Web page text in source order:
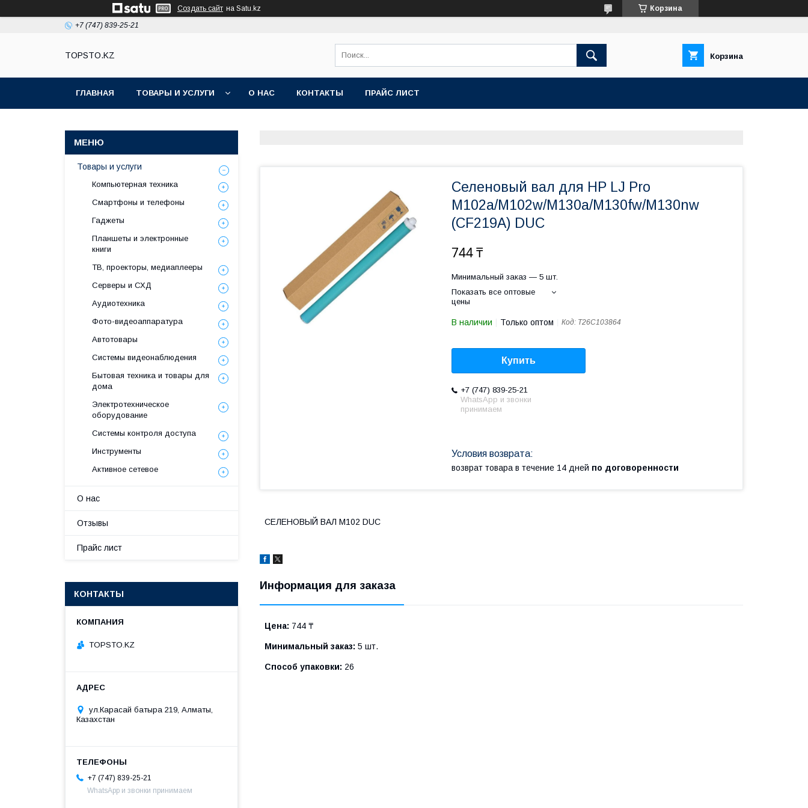
Создать сайт на Satu.kz Корзина
+7 (747) 839-25-21
TOPSTO.KZ Корзина
ГЛАВНАЯ ТОВАРЫ И УСЛУГИ О НАС КОНТАКТЫ ПРАЙС ЛИСТ
Селеновый вал для HP LJ Pro
M102a/M102w/M130a/M130fw/M130nw
(CF219A) DUC
744 ₸
Минимальный заказ — 5 шт.
Показать все оптовые
цены
В наличии Только оптом Код: T26C103864
Купить
+7 (747) 839-25-21
WhatsApp и звонки
принимаем
возврат товара в течение 14 дней по договоренности
СЕЛЕНОВЫЙ ВАЛ M102 DUC
Информация для заказа
Цена: 744 ₸
Минимальный заказ: 5 шт.
Способ упаковки: 26
Товары и услуги
Компьютерная техника
Смартфоны и телефоны
Гаджеты
Планшеты и электронные
книги
ТВ, проекторы, медиаплееры
Серверы и СХД
Аудиотехника
Фото-видеоаппаратура
Автотовары
Системы видеонаблюдения
Бытовая техника и товары для
дома
Электротехническое
оборудование
Системы контроля доступа
Инструменты
Активное сетевое
О нас
Отзывы
Прайс лист
КОНТАКТЫ
TOPSTO.KZ
ул.Карасай батыра 219, Алматы,
Казахстан
+7 (747) 839-25-21
WhatsApp и звонки принимаем